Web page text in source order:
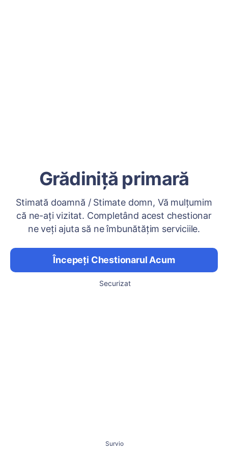
Grădiniță primară
Stimată doamnă / Stimate domn, Vă mulțumim
că ne-ați vizitat. Completând acest chestionar
ne veți ajuta să ne îmbunătățim serviciile.
Începeți Chestionarul Acum
Securizat
Survio